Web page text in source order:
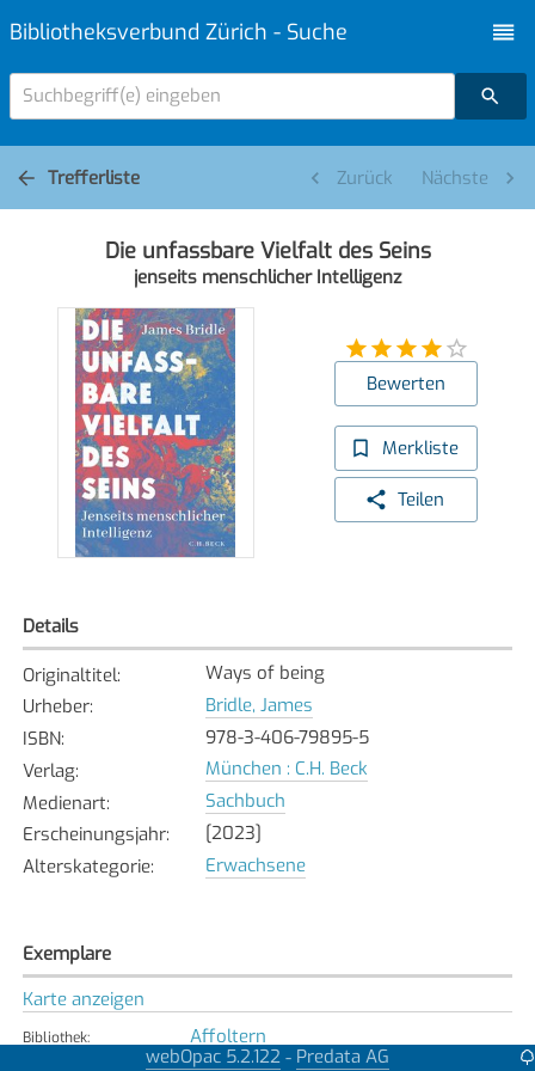
Bibliotheksverbund Zürich - Suche
Suchbegriff(e) eingeben
Trefferliste Zurück Nächste
Die unfassbare Vielfalt des Seins
jenseits menschlicher Intelligenz
Bewerten
Merkliste
Teilen
Details
Originaltitel:
Ways of being
Urheber:
Bridle, James
ISBN:
978-3-406-79895-5
Verlag:
München : C.H. Beck
Medienart:
Sachbuch
Erscheinungsjahr:
[2023]
Alterskategorie: Erwachsene
Exemplare
Karte anzeigen
Bibliothek: Affoltern
Verfügbar
webOpac 5.2.122 - Predata AG